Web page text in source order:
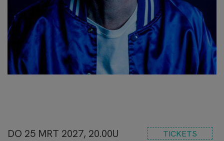
DO 25 MRT 2027, 20.00U TICKETS